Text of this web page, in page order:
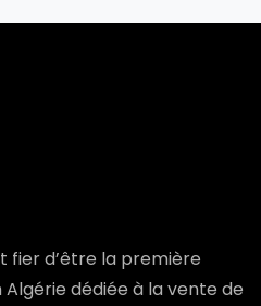
fier d’être la première
dédiée à la vente de